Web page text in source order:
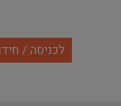
לכניסה /